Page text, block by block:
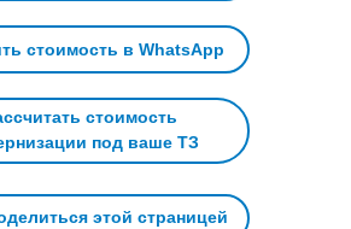
стоимость в WhatsApp
стоимость
под ваше ТЗ
этой страницей